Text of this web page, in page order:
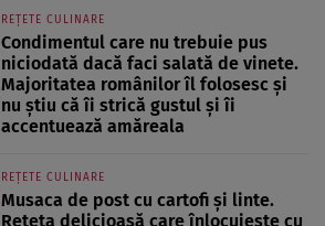
REȚETE CULINARE
Condimentul care nu trebuie pus
niciodată dacă faci salată de vinete.
Majoritatea românilor îl folosesc și
nu știu că îi strică gustul și îi
accentuează amăreala
REȚETE CULINARE
Musaca de post cu cartofi și linte.
Rețeta delicioasă care înlocuiește cu